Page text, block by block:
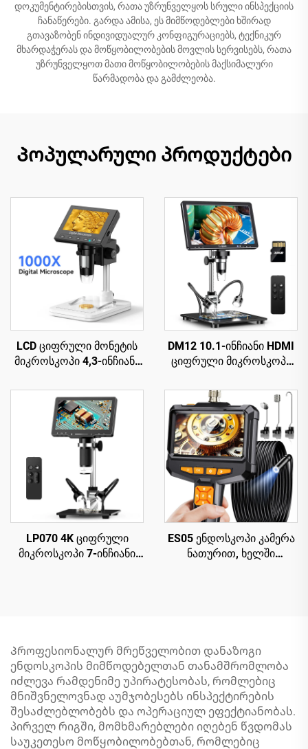
დოკუმენტირებისთვის, რათა უზრუნველყოს სრული ინსპექციის
ჩანაწერები. გარდა ამისა, ეს მიმწოდებლები ხშირად
გთავაზობენ ინდივიდუალურ კონფიგურაციებს, ტექნიკურ
მხარდაჭერას და მოწყობილობების მოვლის სერვისებს, რათა
უზრუნველყოთ მათი მოწყობილობების მაქსიმალური
წარმადობა და გამძლეობა.
Პოპულარული პროდუქტები
LCD ციფრული მონეტის
მიკროსკოპი 4,3-ინჩიანი
მონეტის გადიდებული
მიკროსკოპი
DM12 10.1-ინჩიანი HDMI
ციფრული მიკროსკოპი
მიკროსკოპი 10 LED-ით
LP070 4K ციფრული
მიკროსკოპი 7-ინჩიანი
ES05 ენდოსკოპი კამერა
ნათურით, ხელში
Პროფესიონალურ მრეწველობით დანაზოგი
ენდოსკოპის მიმწოდებელთან თანამშრომლობა
იძლევა რამდენიმე უპირატესობას, რომლებიც
მნიშვნელოვნად აუმჯობესებს ინსპექტირების
შესაძლებლობებს და ოპერაციულ ეფექტიანობას.
პირველ რიგში, მომხმარებლები იღებენ წვდომას
საუკეთესო მოწყობილობებთან, რომლებიც